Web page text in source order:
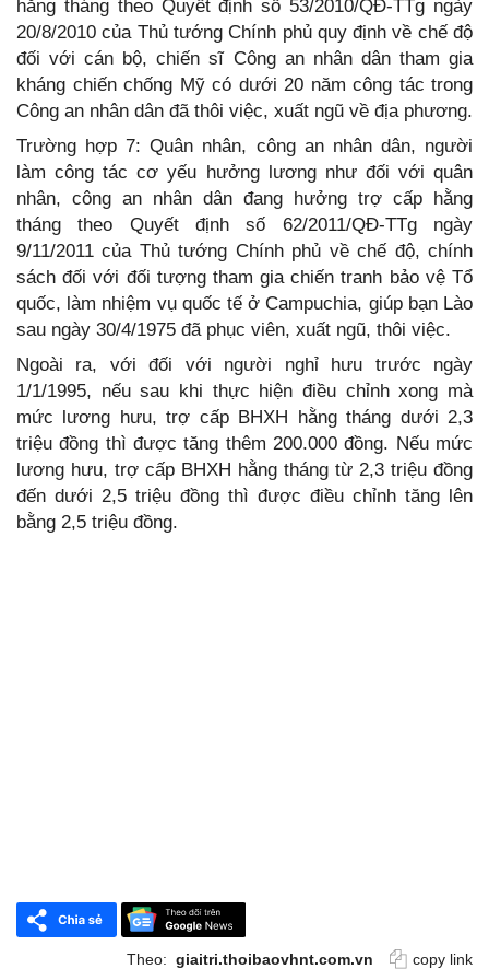
hằng tháng theo Quyết định số 53/2010/QĐ-TTg ngày
20/8/2010 của Thủ tướng Chính phủ quy định về chế độ
đối với cán bộ, chiến sĩ Công an nhân dân tham gia
kháng chiến chống Mỹ có dưới 20 năm công tác trong
Công an nhân dân đã thôi việc, xuất ngũ về địa phương.
Trường hợp 7: Quân nhân, công an nhân dân, người
làm công tác cơ yếu hưởng lương như đối với quân
nhân, công an nhân dân đang hưởng trợ cấp hằng
tháng theo Quyết định số 62/2011/QĐ-TTg ngày
9/11/2011 của Thủ tướng Chính phủ về chế độ, chính
sách đối với đối tượng tham gia chiến tranh bảo vệ Tổ
quốc, làm nhiệm vụ quốc tế ở Campuchia, giúp bạn Lào
sau ngày 30/4/1975 đã phục viên, xuất ngũ, thôi việc.
Ngoài ra, với đối với người nghỉ hưu trước ngày
1/1/1995, nếu sau khi thực hiện điều chỉnh xong mà
mức lương hưu, trợ cấp BHXH hằng tháng dưới 2,3
triệu đồng thì được tăng thêm 200.000 đồng. Nếu mức
lương hưu, trợ cấp BHXH hằng tháng từ 2,3 triệu đồng
đến dưới 2,5 triệu đồng thì được điều chỉnh tăng lên
bằng 2,5 triệu đồng.
Theo: giaitri.thoibaovhnt.com.vn copy link